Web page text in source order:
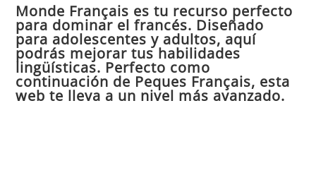
Monde Français es tu recurso perfecto
para dominar el francés. Diseñado
para adolescentes y adultos, aquí
podrás mejorar tus habilidades
lingüísticas. Perfecto como
continuación de Peques Français, esta
web te lleva a un nivel más avanzado.